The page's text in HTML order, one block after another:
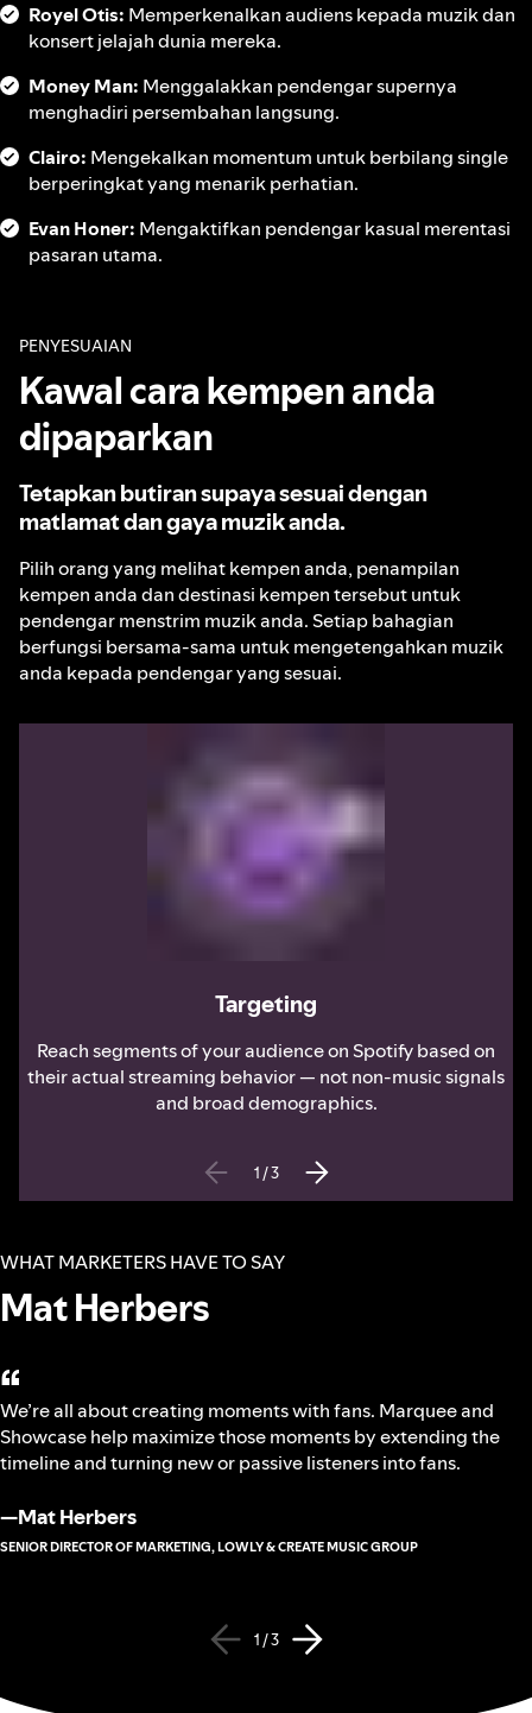
Royel Otis: Memperkenalkan audiens kepada muzik dan
konsert jelajah dunia mereka.
Money Man: Menggalakkan pendengar supernya
menghadiri persembahan langsung.
Clairo: Mengekalkan momentum untuk berbilang single
berperingkat yang menarik perhatian.
Evan Honer: Mengaktifkan pendengar kasual merentasi
pasaran utama.
PENYESUAIAN
Kawal cara kempen anda
dipaparkan
Tetapkan butiran supaya sesuai dengan
matlamat dan gaya muzik anda.
Pilih orang yang melihat kempen anda, penampilan
kempen anda dan destinasi kempen tersebut untuk
pendengar menstrim muzik anda. Setiap bahagian
berfungsi bersama-sama untuk mengetengahkan muzik
anda kepada pendengar yang sesuai.
Targeting
Reach segments of your audience on Spotify based on
their actual streaming behavior — not non-music signals
and broad demographics.
1 /3
WHAT MARKETERS HAVE TO SAY
Mat Herbers
“
We’re all about creating moments with fans. Marquee and
Showcase help maximize those moments by extending the
timeline and turning new or passive listeners into fans.
—Mat Herbers
SENIOR DIRECTOR OF MARKETING, LOWLY & CREATE MUSIC GROUP
1 / 3